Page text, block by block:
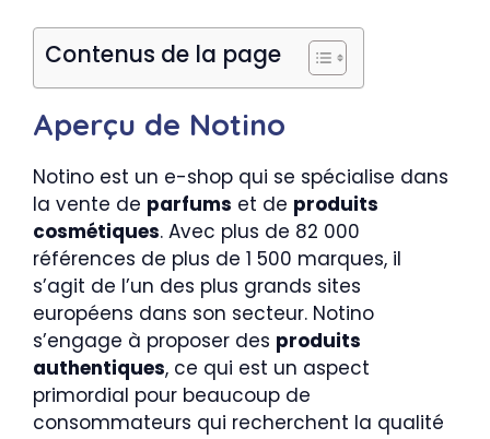
Contenus de la page
Aperçu de Notino
Notino est un e-shop qui se spécialise dans
la vente de parfums et de produits
cosmétiques. Avec plus de 82 000
références de plus de 1 500 marques, il
s’agit de l’un des plus grands sites
européens dans son secteur. Notino
s’engage à proposer des produits
authentiques, ce qui est un aspect
primordial pour beaucoup de
consommateurs qui recherchent la qualité